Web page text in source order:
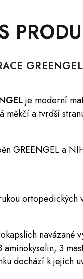
je moderní
a tvrdší
GREENGEL a
ortopedických
navázané
3
dochází k jejich